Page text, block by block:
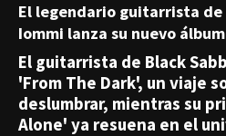
El legendario guitarrista de
Iommi lanza su nuevo álbum
El guitarrista de Black
'From The Dark', un viaje
deslumbrar, mientras su
Alone' ya resuena en el